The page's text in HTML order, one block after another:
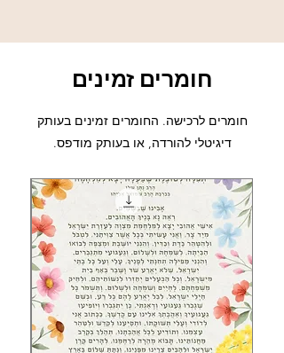
חומרים זמינים
חומרים לרכישה. החומרים זמינים בעותק
דיגיטלי להורדה, או בעותק מודפס.